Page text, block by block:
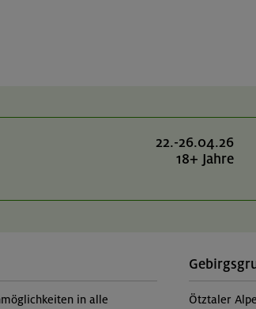
22.-26.04.26
18+ Jahre
in alle
Ötztaler